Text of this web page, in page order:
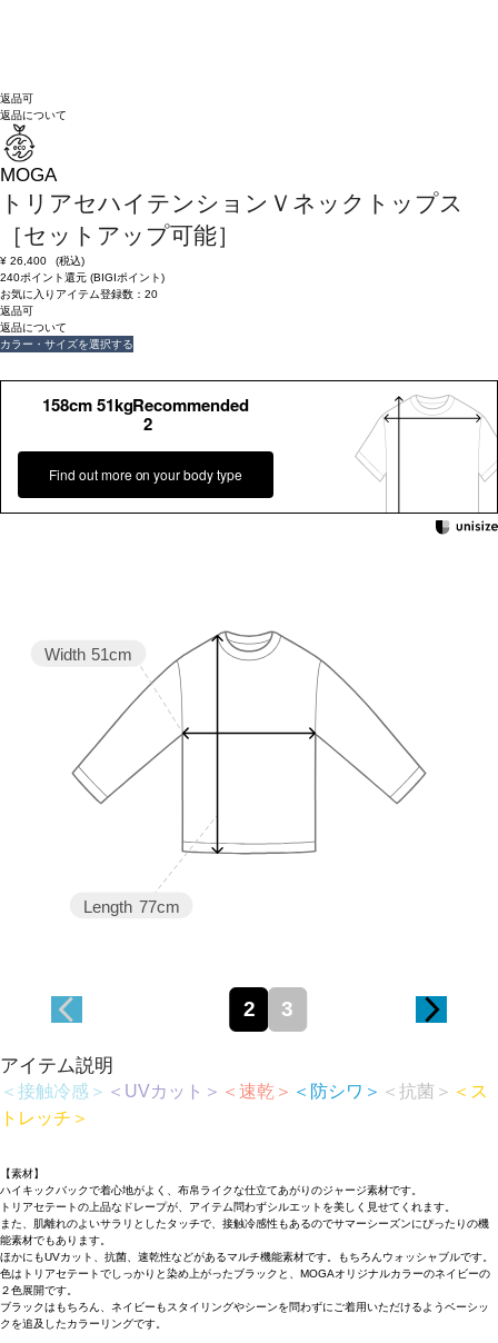
返品可
返品について
MOGA
トリアセハイテンションＶネックトップス
［セットアップ可能］
¥ 26,400
(税込)
240ポイント還元 (BIGIポイント)
お気に入りアイテム登録数： 20
返品可
返品について
カラー・サイズを選択する
158cm 51kgRecommended
2
Find out more on your body type
Length 77cm
Width 51cm
2 3
アイテム説明
＜接触冷感＞ ＜UVカット＞ ＜速乾＞ ＜防シワ＞ ＜抗菌＞ ＜ス
トレッチ＞
【素材】
ハイキックバックで着心地がよく、布帛ライクな仕立てあがりのジャージ素材です。
トリアセテートの上品なドレープが、アイテム問わずシルエットを美しく見せてくれます。
また、肌離れのよいサラリとしたタッチで、接触冷感性もあるのでサマーシーズンにぴったりの機
能素材でもあります。
ほかにもUVカット、抗菌、速乾性などがあるマルチ機能素材です。もちろんウォッシャブルです。
色はトリアセテートでしっかりと染め上がったブラックと、MOGAオリジナルカラーのネイビーの
２色展開です。
ブラックはもちろん、ネイビーもスタイリングやシーンを問わずにご着用いただけるようベーシッ
クを追及したカラーリングです。